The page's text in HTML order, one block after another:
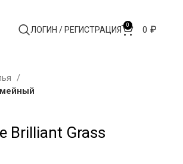
ЛОГИН / РЕГИСТРАЦИЯ 0 0 ₽
Brilliant Grass